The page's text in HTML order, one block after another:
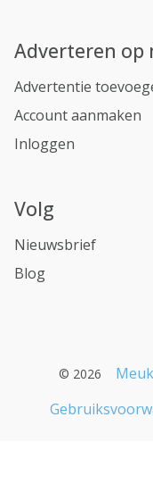
Adverteren op
Advertentie
Account aanmaken
Inloggen
Volg
Nieuwsbrief
Blog
© 2026